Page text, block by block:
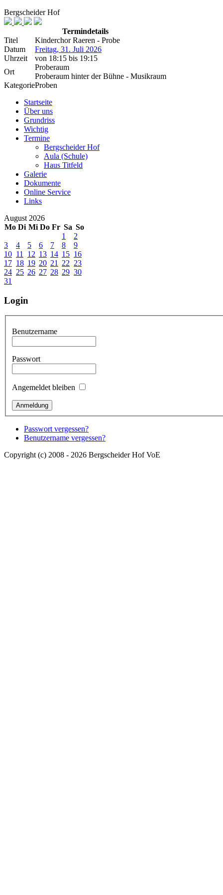
Bergscheider Hof
Termindetails
Titel
Kinderchor Raeren - Probe
Datum
Freitag, 31. Juli 2026
Uhrzeit
von 18:15 bis 19:15
Ort
Proberaum
Proberaum hinter der Bühne - Musikraum
KategorieProben
Startseite
Über uns
Grundriss
Wichtig
Termine
Bergscheider Hof
Aula (Schule)
Haus Titfeld
Galerie
Dokumente
Online Service
Links
August 2026
Mo Di Mi Do Fr Sa So
1
2
3
4 5 6 7 8
9
10 11 12 13 14 15 16
17 18 19 20 21 22 23
24 25 26 27 28 29 30
31
Login
Benutzername
Passwort
Angemeldet bleiben
Passwort vergessen?
Benutzername vergessen?
Copyright (c) 2008 - 2026 Bergscheider Hof VoE